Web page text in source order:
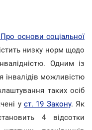
основи соціальної
низку норм щодо
Одним із
інвалідів можливістю
таких осіб
у ст. 19 Закону. Як
4 відсотки